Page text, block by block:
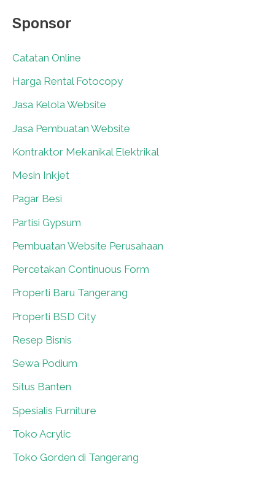
Sponsor
Catatan Online
Harga Rental Fotocopy
Jasa Kelola Website
Jasa Pembuatan Website
Kontraktor Mekanikal Elektrikal
Mesin Inkjet
Pagar Besi
Partisi Gypsum
Pembuatan Website Perusahaan
Percetakan Continuous Form
Properti Baru Tangerang
Properti BSD City
Resep Bisnis
Sewa Podium
Situs Banten
Spesialis Furniture
Toko Acrylic
Toko Gorden di Tangerang